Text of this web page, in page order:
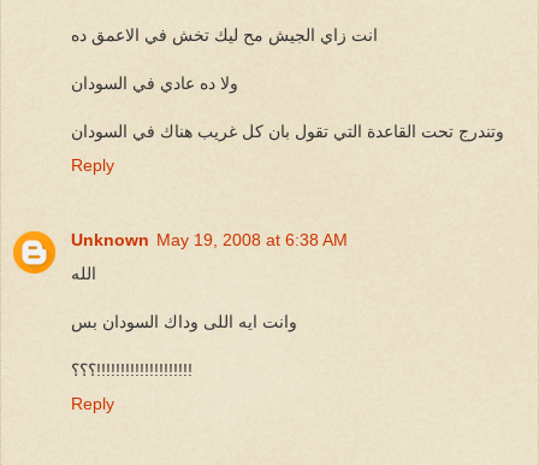
انت زاي الجيش مح ليك تخش في الاعمق ده
ولا ده عادي في السودان
وتندرج تحت القاعدة التي تقول بان كل غريب هناك في السودان
Reply
Unknown May 19, 2008 at 6:38 AM
الله
وانت ايه اللى وداك السودان بس
؟؟؟!!!!!!!!!!!!!!!!!!!!
Reply